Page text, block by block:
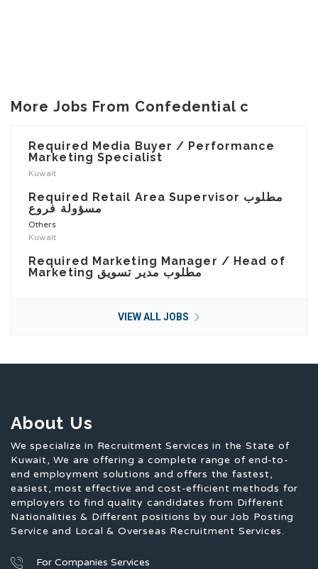
More Jobs From Confedential c
Required Media Buyer / Performance
Marketing Specialist
Kuwait
Required Retail Area Supervisor مطلوب
مسؤولة فروع
Others
Kuwait
Required Marketing Manager / Head of
Marketing مطلوب مدير تسويق
VIEW ALL JOBS
About Us
We specialize in Recruitment Services in the State of
Kuwait, We are offering a complete range of end-to-
end employment solutions and offers the fastest,
easiest, most effective and cost-efficient methods for
employers to find quality candidates from Different
Nationalities & Different positions by our Job Posting
Service and Local & Overseas Recruitment Services.
For Companies Services